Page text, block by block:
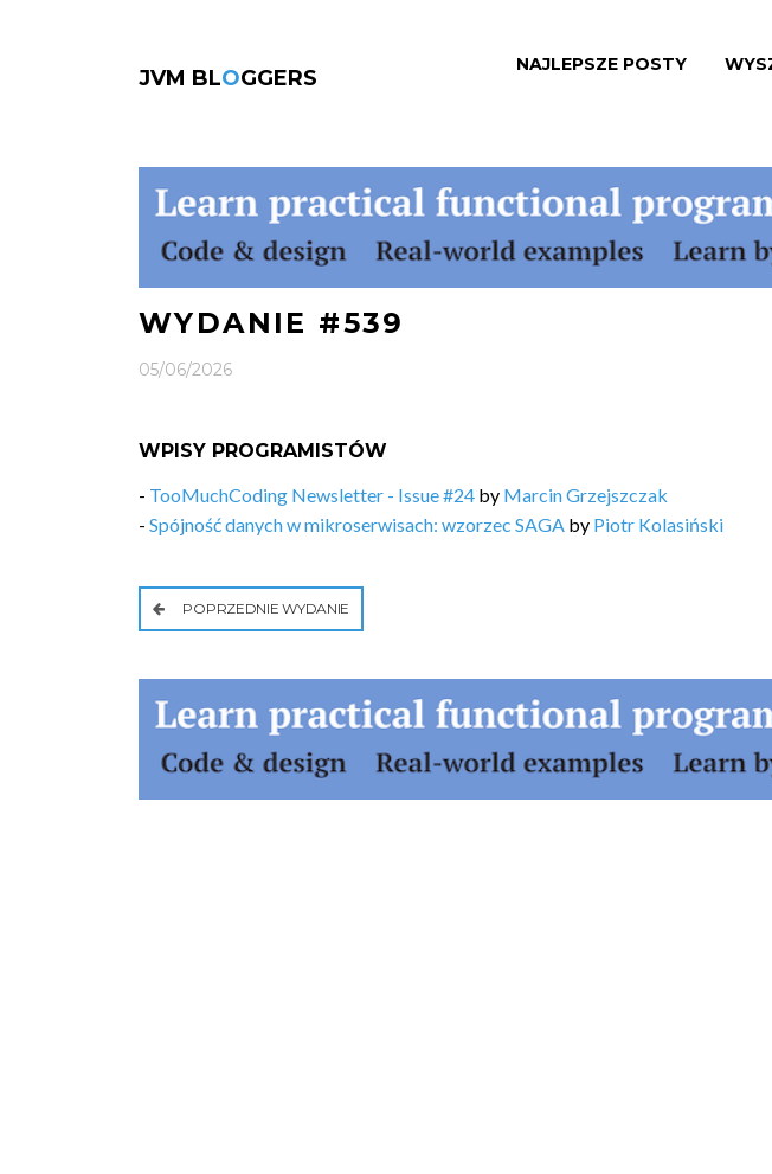
JVM BLOGGERS
NAJLEPSZE POSTY
WYDANIE #539
05/06/2026
WPISY PROGRAMISTÓW
- TooMuchCoding Newsletter - Issue #24 by Marcin Grzejszczak
- Spójność danych w mikroserwisach: wzorzec SAGA by Piotr Kolasiński
POPRZEDNIE WYDANIE